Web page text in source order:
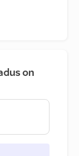
on